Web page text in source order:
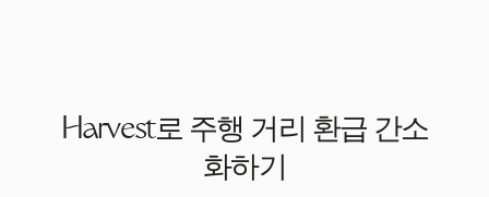
Harvest로 주행 거리 환급 간소
화하기